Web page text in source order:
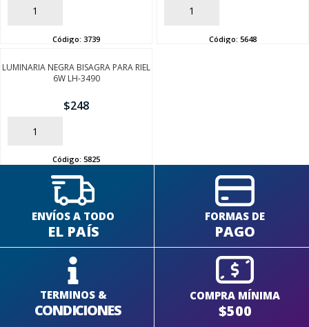
AÑADIR
Código: 3739
AÑADIR
Código: 5648
LUMINARIA NEGRA BISAGRA PARA RIEL
6W LH-3490
$248
AÑADIR
Código: 5825
ENVÍOS A TODO
EL PAÍS
FORMAS DE
PAGO
TERMINOS &
CONDICIONES
COMPRA MÍNIMA
$500
SEGUÍ COMPRANDO